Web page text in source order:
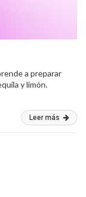
a preparar
y limón.
Leer más